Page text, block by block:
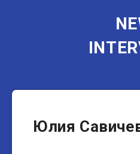
Музыканты
Юлия